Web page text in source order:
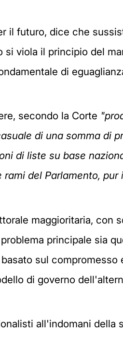
il futuro, dice che
viola il principio del
di
secondo la Corte
di una somma di
di liste su base
del Parlamento, pur
maggioritaria, con
principale sia
sul compromesso
di governo
all'indomani della